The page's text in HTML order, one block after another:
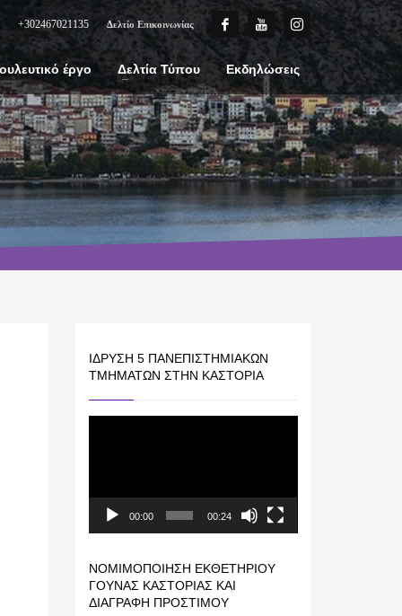
+302467021135 Δελτίο Επικοινωνίας
έργο Δελτία Τύπου Εκδηλώσεις
ΊΔΡΥΣΗ 5 ΠΑΝΕΠΙΣΤΗΜΙΑΚΏΝ
ΤΜΗΜΆΤΩΝ ΣΤΗΝ ΚΑΣΤΟΡΙΆ
00:00 00:24
ΝΟΜΙΜΟΠΟΊΗΣΗ ΕΚΘΕΤΗΡΊΟΥ
ΓΟΎΝΑΣ ΚΑΣΤΟΡΙΆΣ ΚΑΙ
ΔΙΑΓΡΑΦΉ ΠΡΟΣΤΊΜΟΥ